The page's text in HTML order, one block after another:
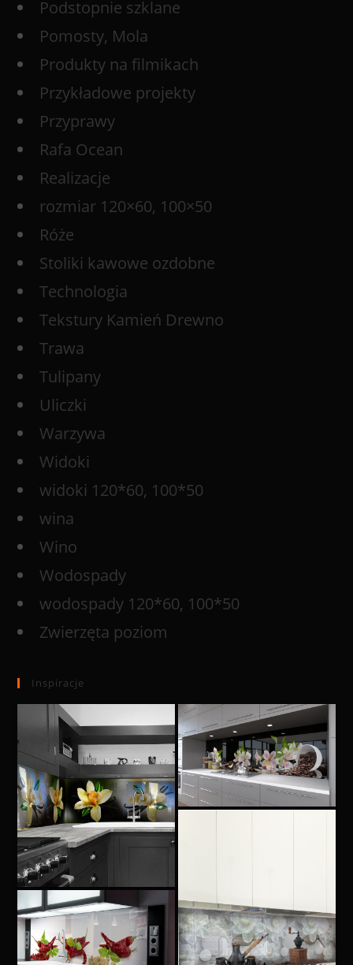
Podstopnie szklane
Pomosty, Mola
Produkty na filmikach
Przykładowe projekty
Przyprawy
Rafa Ocean
Realizacje
rozmiar 120×60, 100×50
Róże
Stoliki kawowe ozdobne
Technologia
Tekstury Kamień Drewno
Trawa
Tulipany
Uliczki
Warzywa
Widoki
widoki 120*60, 100*50
wina
Wino
Wodospady
wodospady 120*60, 100*50
Zwierzęta poziom
Inspiracje